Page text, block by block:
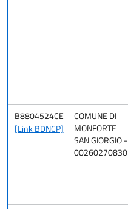
B8804524CE
[Link BDNCP]
COMUNE DI
MONFORTE
SAN GIORGIO -
00260270830